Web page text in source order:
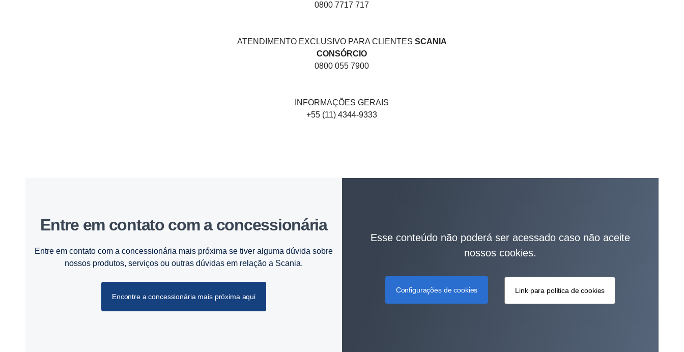
0800 7717 717
ATENDIMENTO EXCLUSIVO PARA CLIENTES SCANIA
CONSÓRCIO
0800 055 7900
INFORMAÇÕES GERAIS
+55 (11) 4344-9333
Entre em contato com a concessionária
Entre em contato com a concessionária mais próxima se tiver alguma dúvida sobre
nossos produtos, serviços ou outras dúvidas em relação a Scania.
Encontre a concessionária mais próxima aqui
Esse conteúdo não poderá ser acessado caso não aceite
nossos cookies.
Configurações de cookies Link para política de cookies